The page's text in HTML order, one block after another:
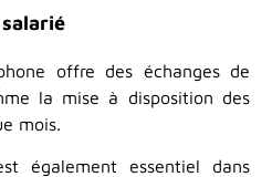
offre des échanges de
la mise à disposition des
mois.
également essentiel dans